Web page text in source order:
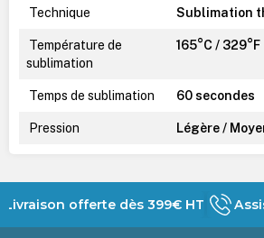
Technique Sublimation
Température de
sublimation
165°C / 329°F
Temps de sublimation 60 secondes
Pression Légère /
Livraison offerte dès 399€ HT